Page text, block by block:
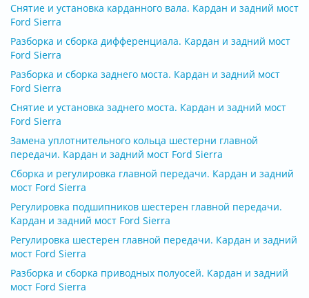
Снятие и установка карданного вала. Кардан и задний мост
Ford Sierra
Разборка и сборка дифференциала. Кардан и задний мост
Ford Sierra
Разборка и сборка заднего моста. Кардан и задний мост
Ford Sierra
Снятие и установка заднего моста. Кардан и задний мост
Ford Sierra
Замена уплотнительного кольца шестерни главной
передачи. Кардан и задний мост Ford Sierra
Сборка и регулировка главной передачи. Кардан и задний
мост Ford Sierra
Регулировка подшипников шестерен главной передачи.
Кардан и задний мост Ford Sierra
Регулировка шестерен главной передачи. Кардан и задний
мост Ford Sierra
Разборка и сборка приводных полуосей. Кардан и задний
мост Ford Sierra